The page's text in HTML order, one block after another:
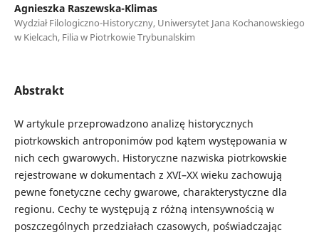
Agnieszka Raszewska-Klimas
Wydział Filologiczno-Historyczny, Uniwersytet Jana Kochanowskiego
w Kielcach, Filia w Piotrkowie Trybunalskim
Abstrakt
W artykule przeprowadzono analizę historycznych
piotrkowskich antroponimów pod kątem występowania w
nich cech gwarowych. Historyczne nazwiska piotrkowskie
rejestrowane w dokumentach z XVI–XX wieku zachowują
pewne fonetyczne cechy gwarowe, charakterystyczne dla
regionu. Cechy te występują z różną intensywnością w
poszczególnych przedziałach czasowych, poświadczając